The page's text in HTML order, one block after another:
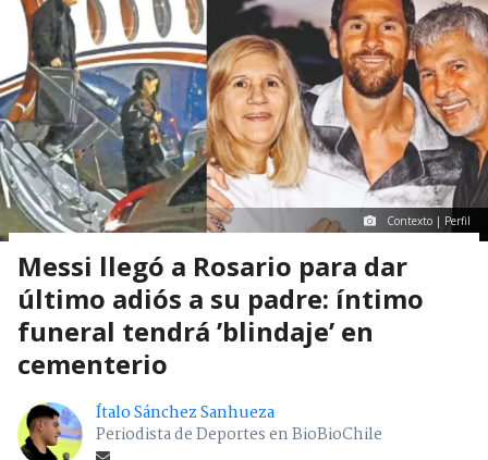
Contexto | Perfil
Messi llegó a Rosario para dar
último adiós a su padre: íntimo
funeral tendrá ’blindaje’ en
cementerio
Ítalo Sánchez Sanhueza
Periodista de Deportes en BioBioChile